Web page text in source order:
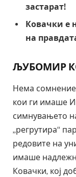
застарат!
Ковачки е
на
ЉУБОМИР
Нема сомнение
кои ги имаше
симнувањето
„регрутира“
редовите на
имаше
Ковачки, кој